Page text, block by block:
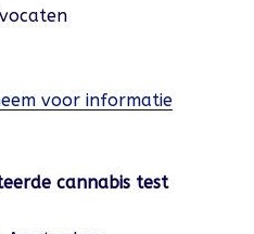
voor informatie
cannabis test